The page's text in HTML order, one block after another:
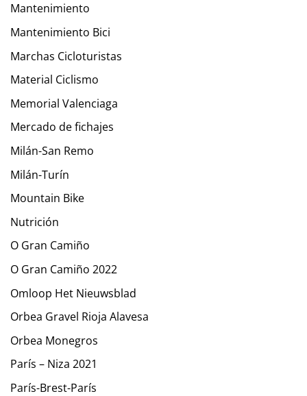
Mantenimiento
Mantenimiento Bici
Marchas Cicloturistas
Material Ciclismo
Memorial Valenciaga
Mercado de fichajes
Milán-San Remo
Milán-Turín
Mountain Bike
Nutrición
O Gran Camiño
O Gran Camiño 2022
Omloop Het Nieuwsblad
Orbea Gravel Rioja Alavesa
Orbea Monegros
París – Niza 2021
París-Brest-París